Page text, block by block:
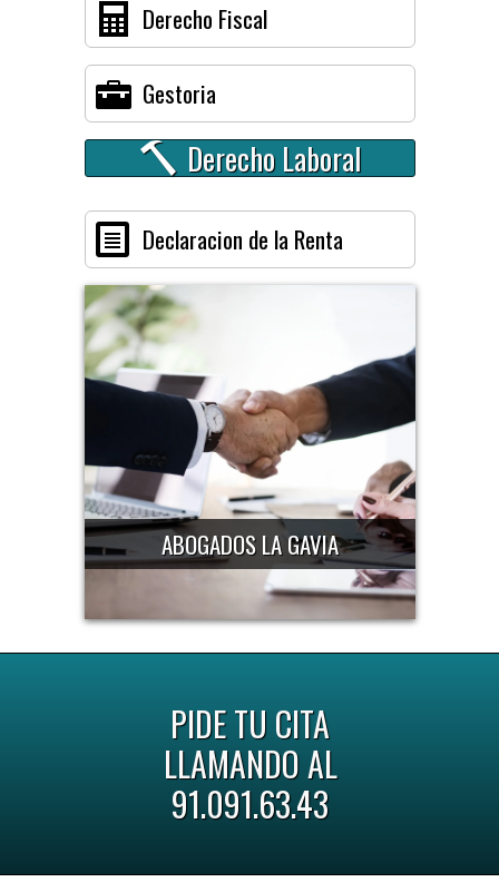
Derecho Fiscal
Gestoria
Derecho Laboral
Declaracion de la Renta
ABOGADOS LA GAVIA
PIDE TU CITA
LLAMANDO AL
91.091.63.43